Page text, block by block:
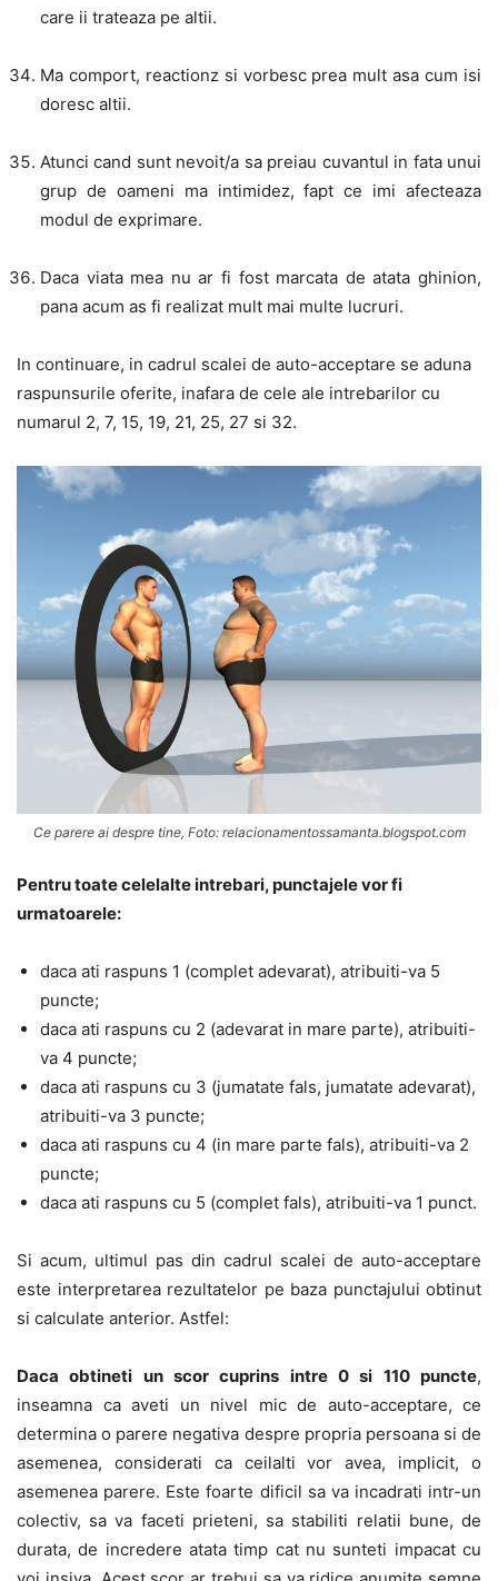
care ii trateaza pe altii.
Ma comport, reactionz si vorbesc prea mult asa cum isi
doresc altii.
Atunci cand sunt nevoit/a sa preiau cuvantul in fata unui
grup de oameni ma intimidez, fapt ce imi afecteaza
modul de exprimare.
Daca viata mea nu ar fi fost marcata de atata ghinion,
pana acum as fi realizat mult mai multe lucruri.
In continuare, in cadrul scalei de auto-acceptare se aduna
raspunsurile oferite, inafara de cele ale intrebarilor cu
numarul 2, 7, 15, 19, 21, 25, 27 si 32.
Ce parere ai despre tine, Foto: relacionamentossamanta.blogspot.com
Pentru toate celelalte intrebari, punctajele vor fi
urmatoarele:
daca ati raspuns 1 (complet adevarat), atribuiti-va 5
puncte;
daca ati raspuns cu 2 (adevarat in mare parte), atribuiti-
va 4 puncte;
daca ati raspuns cu 3 (jumatate fals, jumatate adevarat),
atribuiti-va 3 puncte;
daca ati raspuns cu 4 (in mare parte fals), atribuiti-va 2
puncte;
daca ati raspuns cu 5 (complet fals), atribuiti-va 1 punct.
Si acum, ultimul pas din cadrul scalei de auto-acceptare
este interpretarea rezultatelor pe baza punctajului obtinut
si calculate anterior. Astfel:
Daca obtineti un scor cuprins intre 0 si 110 puncte,
inseamna ca aveti un nivel mic de auto-acceptare, ce
determina o parere negativa despre propria persoana si de
asemenea, considerati ca ceilalti vor avea, implicit, o
asemenea parere. Este foarte dificil sa va incadrati intr-un
colectiv, sa va faceti prieteni, sa stabiliti relatii bune, de
durata, de incredere atata timp cat nu sunteti impacat cu